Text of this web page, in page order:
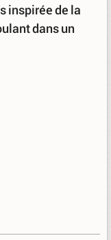
inspirée de la
dans un